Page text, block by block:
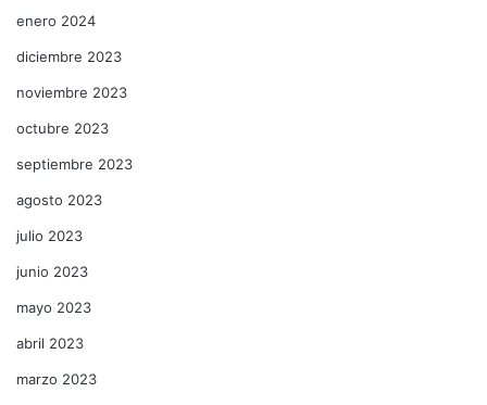
enero 2024
diciembre 2023
noviembre 2023
octubre 2023
septiembre 2023
agosto 2023
julio 2023
junio 2023
mayo 2023
abril 2023
marzo 2023